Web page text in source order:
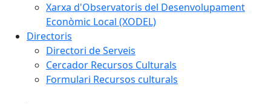
Xarxa d'Observatoris del Desenvolupament
Econòmic Local (XODEL)
Directoris
Directori de Serveis
Cercador Recursos Culturals
Formulari Recursos culturals